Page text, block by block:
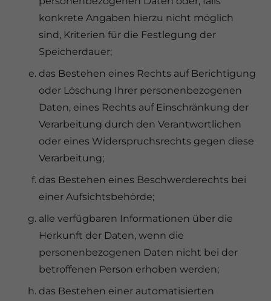
konkrete Angaben hierzu nicht möglich
sind, Kriterien für die Festlegung der
Speicherdauer;
das Bestehen eines Rechts auf Berichtigung
oder Löschung Ihrer personenbezogenen
Daten, eines Rechts auf Einschränkung der
Verarbeitung durch den Verantwortlichen
oder eines Widerspruchsrechts gegen diese
Verarbeitung;
das Bestehen eines Beschwerderechts bei
einer Aufsichtsbehörde;
alle verfügbaren Informationen über die
Herkunft der Daten, wenn die
personenbezogenen Daten nicht bei der
betroffenen Person erhoben werden;
das Bestehen einer automatisierten